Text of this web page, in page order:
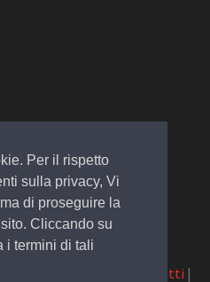
Per il rispetto
sulla privacy, Vi
di proseguire la
Cliccando su
i termini di tali
Contatti |